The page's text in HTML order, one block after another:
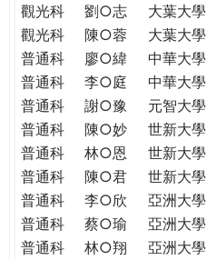
觀光科
劉○志 大葉大學
觀光科
陳○蓉 大葉大學
普通科
廖○緯 中華大學
普通科
李○庭 中華大學
普通科
謝○豫 元智大學
普通科
陳○妙 世新大學
普通科
林○恩 世新大學
普通科
陳○君 世新大學
普通科
李○欣 亞洲大學
普通科
蔡○瑜 亞洲大學
普通科
林○翔 亞洲大學